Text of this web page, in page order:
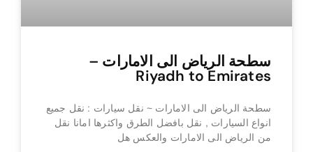
سطحة الرياض الى الامارات –
Riyadh to Emirates
سطحة الرياض الى الامارات ~ نقل سيارات : نقل جميع
انواع السيارات , نقل بافضل الطرق واكثرها امانا نقل
من الرياض الى الامارات والعكس هل